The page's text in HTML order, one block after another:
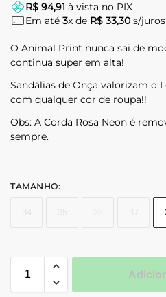
R$ 94,91 à vista no PIX
Em até 3x de R$ 33,30 s/
O Animal Print nunca sai de
continua super em alta!
Sandálias de Onça valorizam o
com qualquer cor de roupa!!
Obs: A Corda Rosa Neon é
sempre.
TAMANHO: